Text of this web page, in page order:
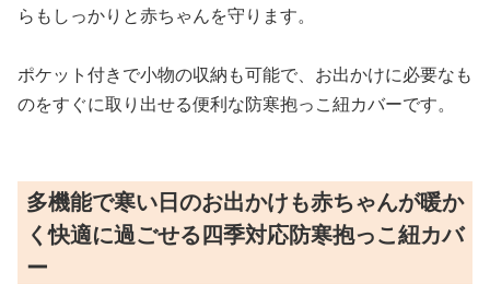
らもしっかりと赤ちゃんを守ります。
ポケット付きで小物の収納も可能で、お出かけに必要なも
のをすぐに取り出せる便利な防寒抱っこ紐カバーです。
多機能で寒い日のお出かけも赤ちゃんが暖か
く快適に過ごせる四季対応防寒抱っこ紐カバ
ー